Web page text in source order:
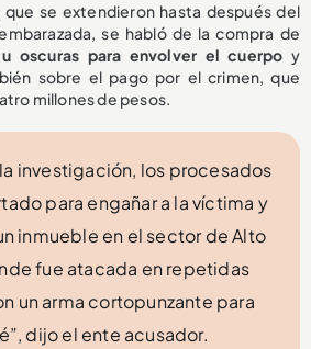
que se extendieron hasta después del
se habló de la compra de
u oscuras para envolver el cuerpo y
sobre el pago por el crimen, que
millones de pesos.
investigación, los procesados
para engañar a la víctima y
inmueble en el sector de Alto
fue atacada en repetidas
un arma cortopunzante para
dijo el ente acusador.